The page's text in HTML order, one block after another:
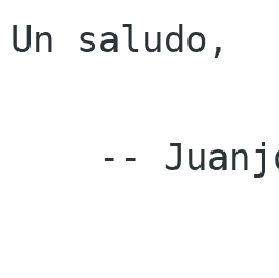
Un saludo,
-- Juanjo